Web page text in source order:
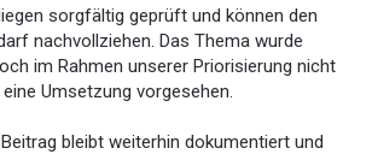
sorgfältig geprüft und können den
nachvollziehen. Das Thema wurde
im Rahmen unserer Priorisierung nicht
Umsetzung vorgesehen.
bleibt weiterhin dokumentiert und